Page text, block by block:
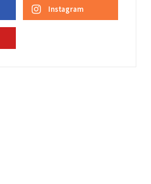
Instagram